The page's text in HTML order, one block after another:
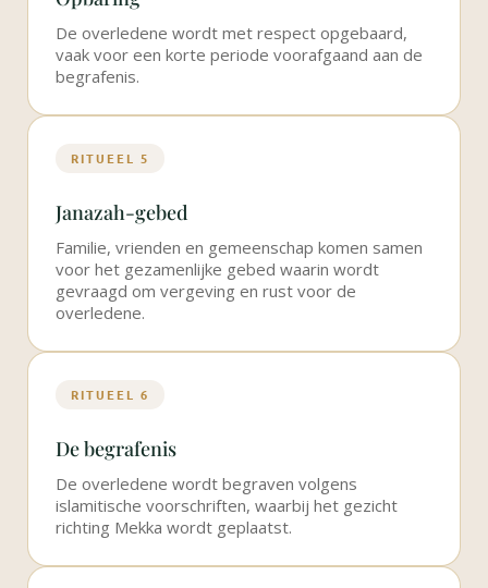
De overledene wordt met respect opgebaard,
vaak voor een korte periode voorafgaand aan de
begrafenis.
RITUEEL 5
Janazah-gebed
Familie, vrienden en gemeenschap komen samen
voor het gezamenlijke gebed waarin wordt
gevraagd om vergeving en rust voor de
overledene.
RITUEEL 6
De begrafenis
De overledene wordt begraven volgens
islamitische voorschriften, waarbij het gezicht
richting Mekka wordt geplaatst.